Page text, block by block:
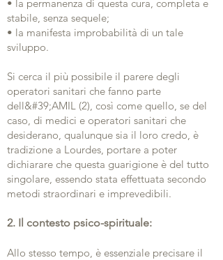
• la permanenza di questa cura, completa e
stabile, senza sequele;
• la manifesta improbabilità di un tale
sviluppo.
Si cerca il più possibile il parere degli
operatori sanitari che fanno parte
dell&#39;AMIL (2), così come quello, se del
caso, di medici e operatori sanitari che
desiderano, qualunque sia il loro credo, è
tradizione a Lourdes, portare a poter
dichiarare che questa guarigione è del tutto
singolare, essendo stata effettuata secondo
metodi straordinari e imprevedibili.
2. Il contesto psico-spirituale:
Allo stesso tempo, è essenziale precisare il